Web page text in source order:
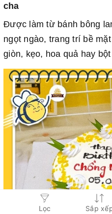
cha
Được làm từ bánh bông
ngọt ngào, trang trí bề
giòn, kẹo, hoa quả hay
Lọc Sắp